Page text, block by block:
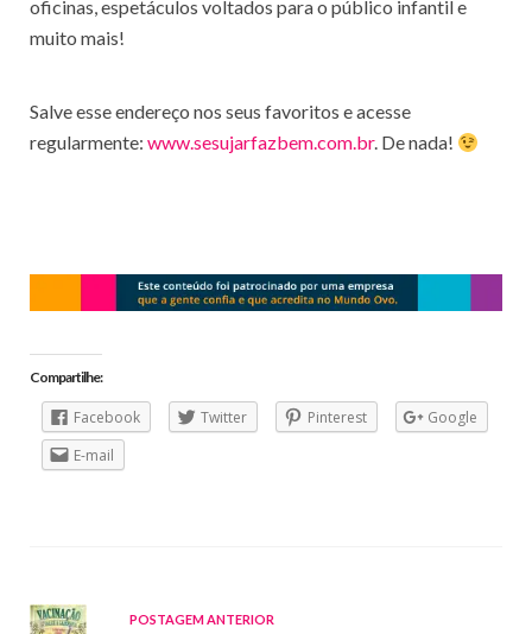
oficinas, espetáculos voltados para o público infantil e
muito mais!
Salve esse endereço nos seus favoritos e acesse
regularmente: www.sesujarfazbem.com.br. De nada!
Compartilhe:
Facebook Twitter Pinterest
Google
E-mail
POSTAGEM ANTERIOR